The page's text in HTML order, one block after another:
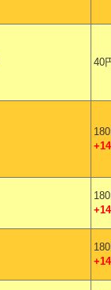
40